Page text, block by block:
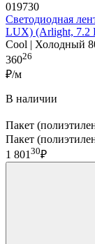
019730
Светодиодная
LUX) (Arlight, 7.2
Cool | Холодный
36026
₽/м
В наличии
Пакет
Пакет
1 801 30₽